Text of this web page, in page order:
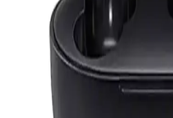
Ac Mini WiFi 600 Mbps
Yüksek Hızlı ve Taşınabilir
Kompakt tasarımıyla yüksek hız ve
WiFi 600 Mbps adaptör, kolay
ve ofis kullanımına uygun bir